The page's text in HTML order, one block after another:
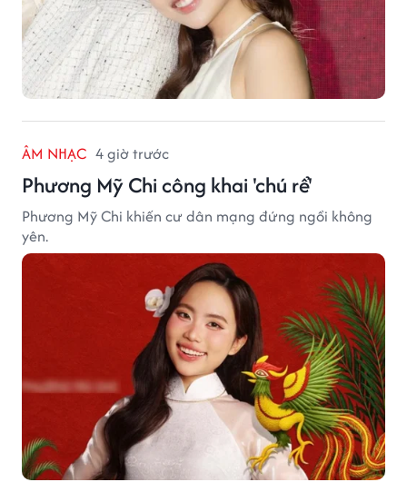
ÂM NHẠC 4 giờ trước
Phương Mỹ Chi công khai 'chú rể'
Phương Mỹ Chi khiến cư dân mạng đứng ngồi không
yên.